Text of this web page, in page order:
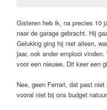
Gisteren heb ik, na precies 10
naar de garage gebracht. Hij
Gelukkig ging hij niet alleen,
jaar, ook ander emplooi
voor een nieuwe. Dit keer een
Nee, geen Ferrari, dat past
vooral niet bij ons budget